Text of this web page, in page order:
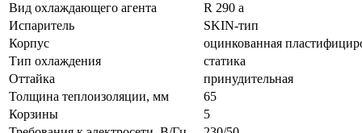
Вид охлаждающего агента
R 290 a
Испаритель
SKIN-тип
Корпус
оцинкованная
Тип охлаждения
статика
Оттайка
принудительная
Толщина теплоизоляции, мм
65
Корзины
5